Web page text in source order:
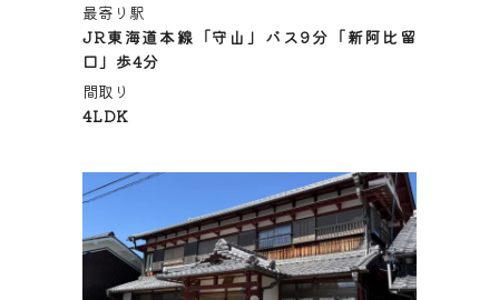
最寄り駅
JR東海道本線「守山」バス9分「新阿比留
口」歩4分
間取り
4LDK